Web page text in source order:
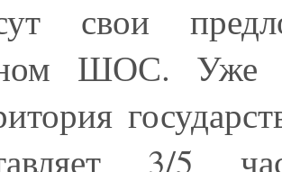
свои
ШОС. Уже
3/5